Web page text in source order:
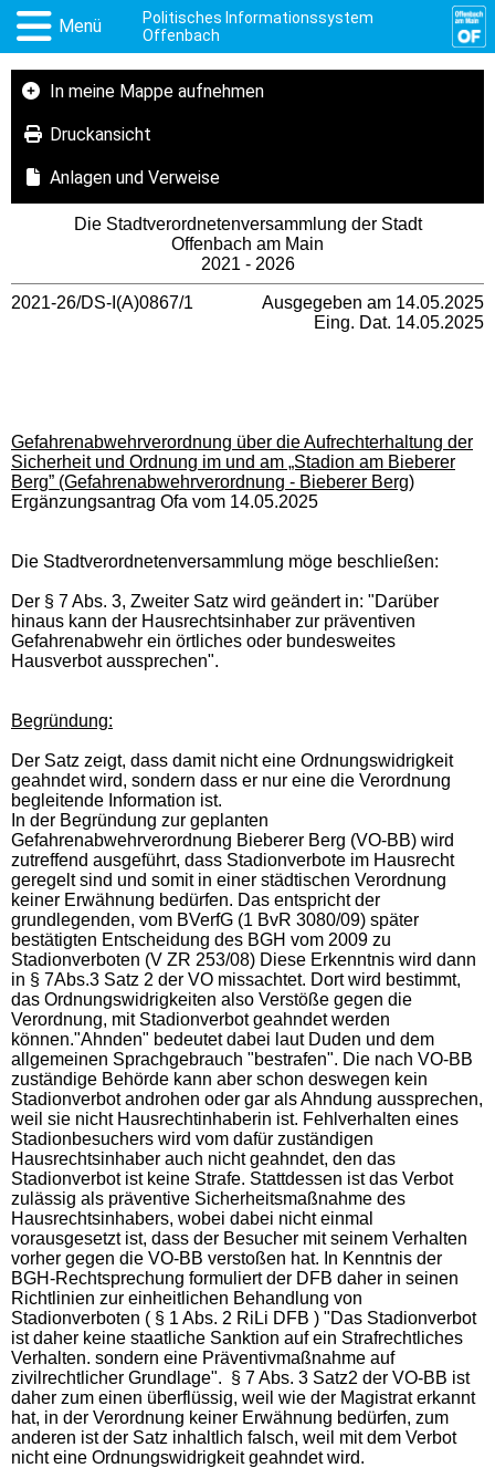
Menü
Politisches Informationssystem
Offenbach
In meine Mappe aufnehmen
Druckansicht
Anlagen und Verweise
Die Stadtverordnetenversammlung der Stadt
Offenbach am Main
2021 - 2026
2021-26/DS-I(A)0867/1
Ausgegeben am 14.05.2025
Eing. Dat. 14.05.2025
Gefahrenabwehrverordnung über die Aufrechterhaltung der
Sicherheit und Ordnung im und am „Stadion am Bieberer
Berg” (Gefahrenabwehrverordnung - Bieberer Berg)
Ergänzungsantrag Ofa vom 14.05.2025
Die Stadtverordnetenversammlung möge beschließen:
Der § 7 Abs. 3, Zweiter Satz wird geändert in: "Darüber
hinaus kann der Hausrechtsinhaber zur präventiven
Gefahrenabwehr ein örtliches oder bundesweites
Hausverbot aussprechen".
Begründung:
Der Satz zeigt, dass damit nicht eine Ordnungswidrigkeit
geahndet wird, sondern dass er nur eine die Verordnung
begleitende Information ist.
In der Begründung zur geplanten
Gefahrenabwehrverordnung Bieberer Berg (VO-BB) wird
zutreffend ausgeführt, dass Stadionverbote im Hausrecht
geregelt sind und somit in einer städtischen Verordnung
keiner Erwähnung bedürfen. Das entspricht der
grundlegenden, vom BVerfG (1 BvR 3080/09) später
bestätigten Entscheidung des BGH vom 2009 zu
Stadionverboten (V ZR 253/08) Diese Erkenntnis wird dann
in § 7Abs.3 Satz 2 der VO missachtet. Dort wird bestimmt,
das Ordnungswidrigkeiten also Verstöße gegen die
Verordnung, mit Stadionverbot geahndet werden
können."Ahnden" bedeutet dabei laut Duden und dem
allgemeinen Sprachgebrauch "bestrafen". Die nach VO-BB
zuständige Behörde kann aber schon deswegen kein
Stadionverbot androhen oder gar als Ahndung aussprechen,
weil sie nicht Hausrechtinhaberin ist. Fehlverhalten eines
Stadionbesuchers wird vom dafür zuständigen
Hausrechtsinhaber auch nicht geahndet, den das
Stadionverbot ist keine Strafe. Stattdessen ist das Verbot
zulässig als präventive Sicherheitsmaßnahme des
Hausrechtsinhabers, wobei dabei nicht einmal
vorausgesetzt ist, dass der Besucher mit seinem Verhalten
vorher gegen die VO-BB verstoßen hat. In Kenntnis der
BGH-Rechtsprechung formuliert der DFB daher in seinen
Richtlinien zur einheitlichen Behandlung von
Stadionverboten ( § 1 Abs. 2 RiLi DFB ) "Das Stadionverbot
ist daher keine staatliche Sanktion auf ein Strafrechtliches
Verhalten. sondern eine Präventivmaßnahme auf
zivilrechtlicher Grundlage". § 7 Abs. 3 Satz2 der VO-BB ist
daher zum einen überflüssig, weil wie der Magistrat erkannt
hat, in der Verordnung keiner Erwähnung bedürfen, zum
anderen ist der Satz inhaltlich falsch, weil mit dem Verbot
nicht eine Ordnungswidrigkeit geahndet wird.